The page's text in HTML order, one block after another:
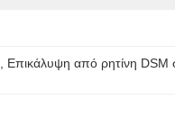
Επικάλυψη από ρητίνη DSM